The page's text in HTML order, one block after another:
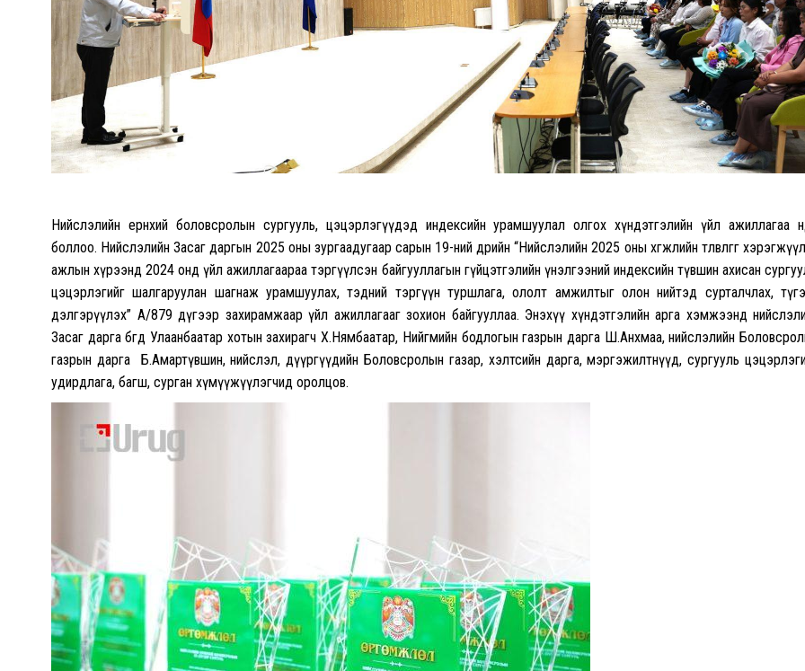
Нийслэлийн ерөнхий боловсролын сургууль, цэцэрлэгүүдэд индексийн урамшуулал олгох хүндэтгэлийн үйл ажиллагаа
боллоо. Нийслэлийн Засаг даргын 2025 оны зургаадугаар сарын 19-ний өдрийн “Нийслэлийн 2025 оны хөгжлийн төлөвлөгөөг
ажлын хүрээнд 2024 онд үйл ажиллагаараа тэргүүлсэн байгууллагын гүйцэтгэлийн үнэлгээний индексийн түвшин ахисан
цэцэрлэгийг шалгаруулан шагнаж урамшуулах, тэдний тэргүүн туршлага, ололт амжилтыг олон нийтэд сурталчлах,
дэлгэрүүлэх” А/879 дүгээр захирамжаар үйл ажиллагааг зохион байгууллаа. Энэхүү хүндэтгэлийн арга хэмжээнд
Засаг дарга бөгөөд Улаанбаатар хотын захирагч Х.Нямбаатар, Нийгмийн бодлогын газрын дарга Ш.Анхмаа, нийслэлийн
газрын дарга Б.Амартүвшин, нийслэл, дүүргүүдийн Боловсролын газар, хэлтсийн дарга, мэргэжилтнүүд, сургууль
удирдлага, багш, сурган хүмүүжүүлэгчид оролцов.